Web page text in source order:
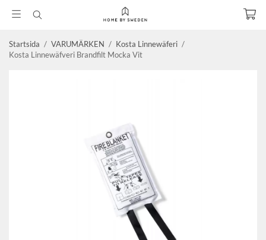
Startsida / VARUMÄRKEN / Kosta Linnewäferi /
Kosta Linnewäfveri Brandfilt Mocka Vit